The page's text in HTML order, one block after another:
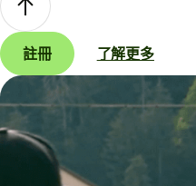
註冊 了解更多